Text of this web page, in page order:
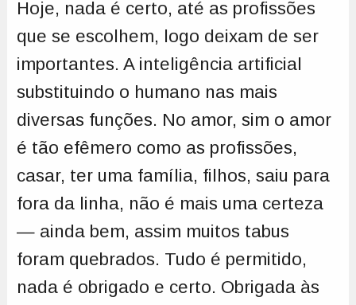
Hoje, nada é certo, até as profissões
que se escolhem, logo deixam de ser
importantes. A inteligência artificial
substituindo o humano nas mais
diversas funções. No amor, sim o amor
é tão efêmero como as profissões,
casar, ter uma família, filhos, saiu para
fora da linha, não é mais uma certeza
— ainda bem, assim muitos tabus
foram quebrados. Tudo é permitido,
nada é obrigado e certo. Obrigada às